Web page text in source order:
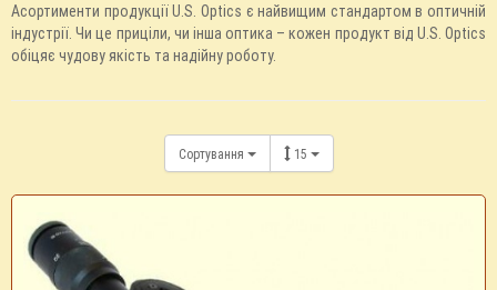
Асортименти продукції U.S. Optics є найвищим стандартом в оптичній
індустрії. Чи це приціли, чи інша оптика – кожен продукт від U.S. Optics
обіцяє чудову якість та надійну роботу.
Сортування 15